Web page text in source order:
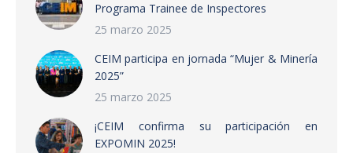
Programa Trainee de Inspectores
25 marzo 2025
CEIM participa en jornada “Mujer & Minería
2025”
25 marzo 2025
¡CEIM confirma su participación en
EXPOMIN 2025!